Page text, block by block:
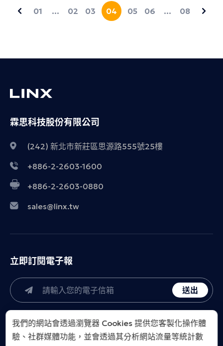
01 … 02 03 04 05 06 … 08
霖思科技股份有限公司
(242) 新北市新莊區思源路555號25樓
+886-2-2603-1600
+886-2-2603-0880
sales@linx.tw
立即訂閱電子報
送出
我們的網站會透過瀏覽器 Cookies 提供您客製化操作體
驗、社群媒體功能，並會透過其分析網站流量等統計數